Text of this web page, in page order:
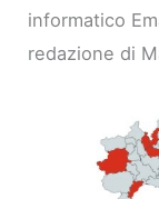
informatico
redazione di